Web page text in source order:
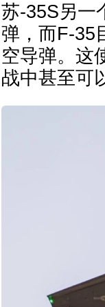
苏-35S另一
弹，而F-35
空导弹。这
战中甚至可